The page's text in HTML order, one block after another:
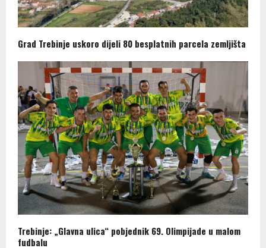
Grad Trebinje uskoro dijeli 80 besplatnih parcela zemljišta
Trebinje: „Glavna ulica“ pobjednik 69. Olimpijade u malom
fudbalu